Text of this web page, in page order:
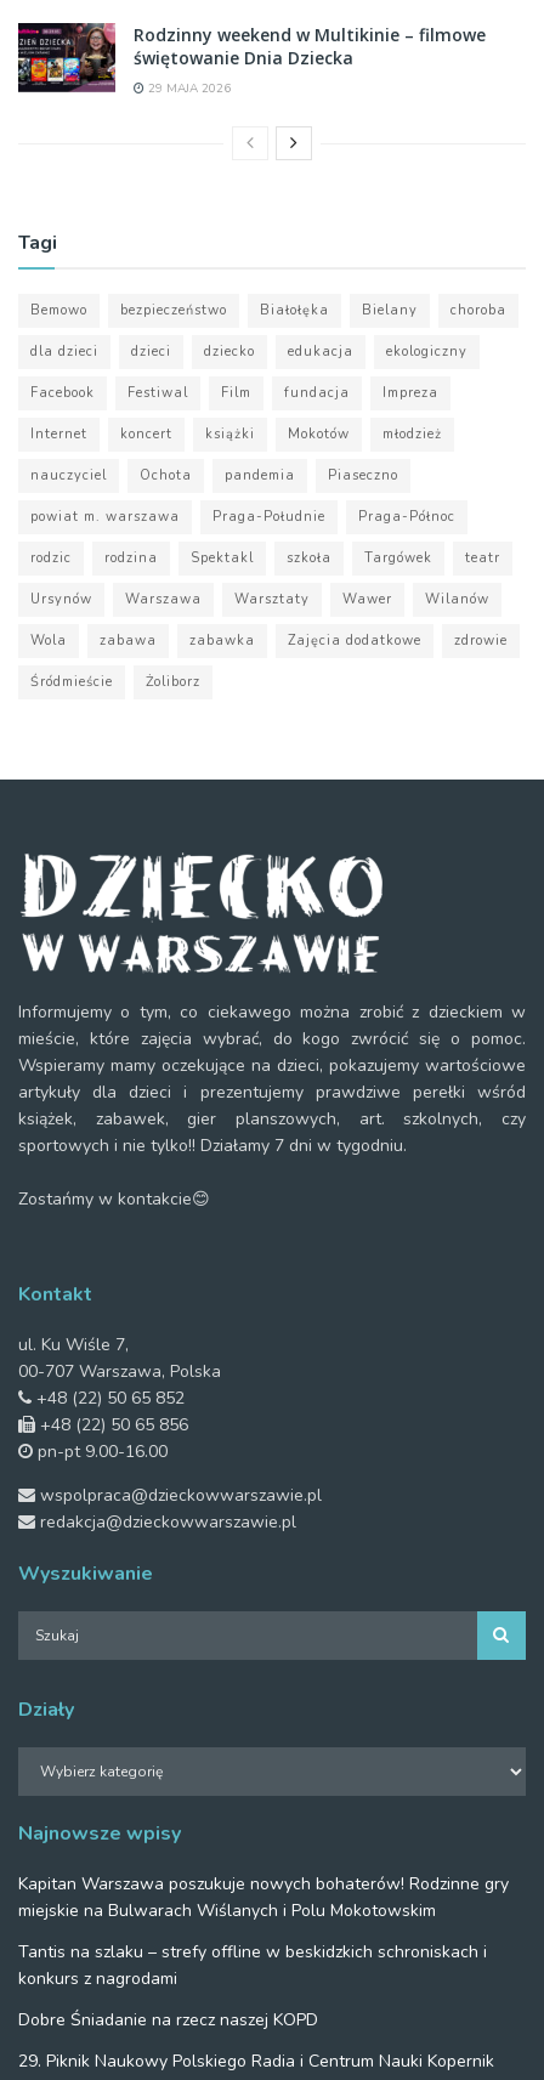
Rodzinny weekend w Multikinie – filmowe
świętowanie Dnia Dziecka
29 MAJA 2026
Tagi
Bemowo bezpieczeństwo Białołęka Bielany choroba
dla dzieci dzieci dziecko edukacja ekologiczny
Facebook Festiwal Film fundacja Impreza
Internet koncert książki Mokotów młodzież
nauczyciel Ochota pandemia Piaseczno
powiat m. warszawa Praga-Południe Praga-Północ
rodzic rodzina Spektakl szkoła Targówek teatr
Ursynów Warszawa Warsztaty Wawer Wilanów
Wola zabawa zabawka Zajęcia dodatkowe zdrowie
Śródmieście Żoliborz
Informujemy o tym, co ciekawego można zrobić z dzieckiem w
mieście, które zajęcia wybrać, do kogo zwrócić się o pomoc.
Wspieramy mamy oczekujące na dzieci, pokazujemy wartościowe
artykuły dla dzieci i prezentujemy prawdziwe perełki wśród
książek, zabawek, gier planszowych, art. szkolnych, czy
sportowych i nie tylko!! Działamy 7 dni w tygodniu.
Zostańmy w kontakcie😊
Kontakt
ul. Ku Wiśle 7,
00-707 Warszawa, Polska
+48 (22) 50 65 852
+48 (22) 50 65 856
pn-pt 9.00-16.00
wspolpraca@dzieckowwarszawie.pl
redakcja@dzieckowwarszawie.pl
Wyszukiwanie
Działy
Najnowsze wpisy
Kapitan Warszawa poszukuje nowych bohaterów! Rodzinne gry
miejskie na Bulwarach Wiślanych i Polu Mokotowskim
Tantis na szlaku – strefy offline w beskidzkich schroniskach i
konkurs z nagrodami
Dobre Śniadanie na rzecz naszej KOPD
29. Piknik Naukowy Polskiego Radia i Centrum Nauki Kopernik